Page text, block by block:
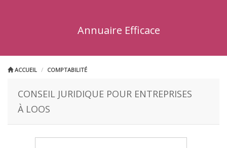
Annuaire Efficace
ACCUEIL COMPTABILITÉ
CONSEIL JURIDIQUE POUR ENTREPRISES
À LOOS